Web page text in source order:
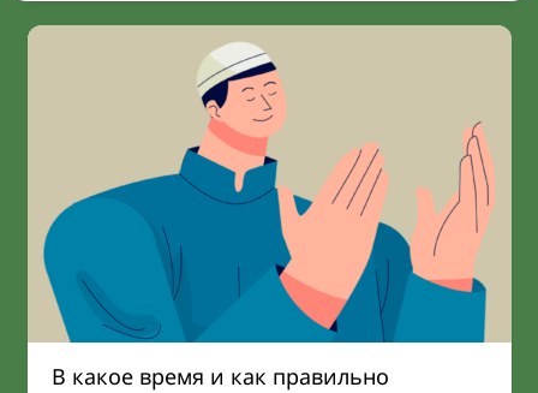
В какое время и как правильно